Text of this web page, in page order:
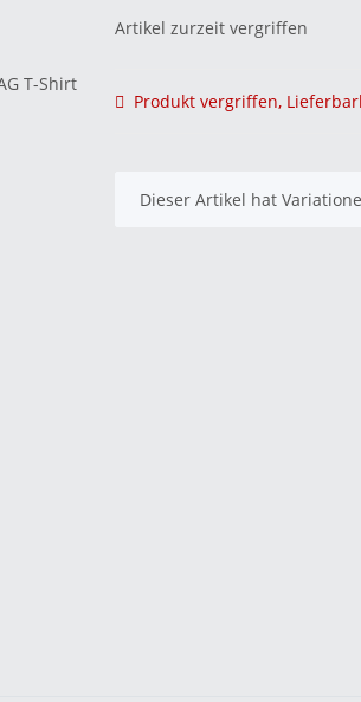
Artikel zurzeit vergriffen
Produkt vergriffen,
x
Dieser Artikel hat